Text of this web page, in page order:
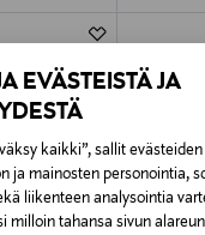
EVÄSTEISTÄ JA
kaikki”, sallit
ja mainosten personointia,
liikenteen analysointia
milloin tahansa sivun